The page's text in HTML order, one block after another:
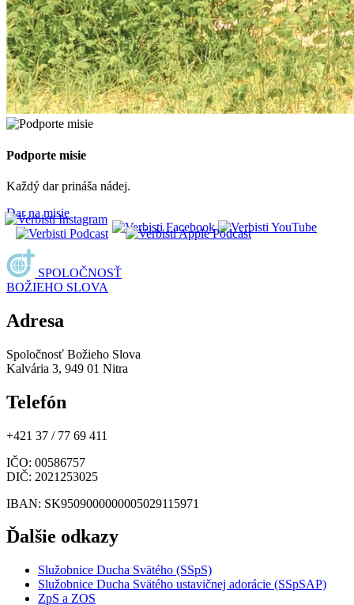
Podporte misie
Každý dar prináša nádej.
Dar na misie
SPOLOČNOSŤ
BOŽIEHO SLOVA
Adresa
Spoločnosť Božieho Slova
Kalvária 3, 949 01 Nitra
Telefón
+421 37 / 77 69 411
IČO: 00586757
DIČ: 2021253025
IBAN: SK9509000000005029115971
Ďalšie odkazy
Služobnice Ducha Svätého (SSpS)
Služobnice Ducha Svätého ustavičnej adorácie (SSpSAP)
ZpS a ZOS